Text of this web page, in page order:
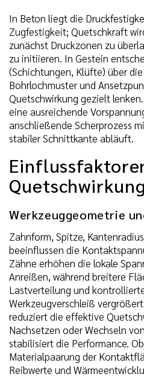
In Beton liegt die
Zugfestigkeit; Quetschkraft
zunächst Druckzonen zu
zu initiieren. In Gestein
(Schichtungen, Klüfte) über
Bohrlochmuster und
Quetschwirkung gezielt
eine ausreichende
anschließende Scherprozess
stabiler Schnittkante abläuft.
Quetschwirkung
Werkzeuggeometrie
Zahnform, Spitze,
beeinflussen die
Zähne erhöhen die lokale
Anreißen, während breitere
Lastverteilung und
Werkzeugverschleiß
reduziert die effektive
Nachsetzen oder Wechseln
stabilisiert die Performance.
Materialpaarung der
Reibwerte und